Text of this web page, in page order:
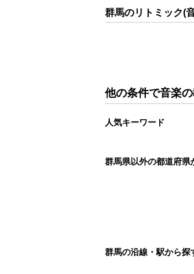
群馬のリトミック(
他の条件で音楽
人気キーワード
群馬県以外の都道府県
群馬の沿線・駅から探